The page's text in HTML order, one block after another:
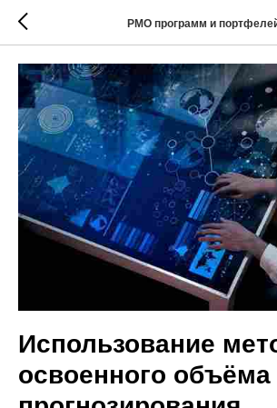
РМО программ и
Использование
освоенного объёма